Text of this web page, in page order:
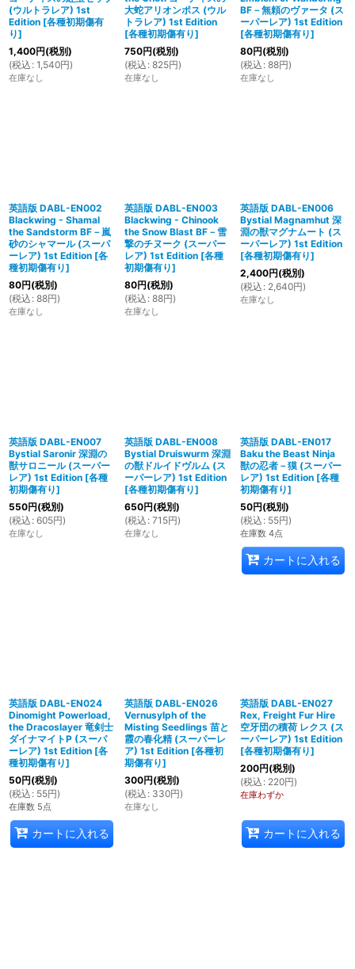
(ウルトラレア) 1st
Edition [各種初期傷有
り]
1,400円(税別)
(税込 : 1,540円)
在庫なし
大蛇アリオンポス (ウル
トラレア) 1st Edition
[各種初期傷有り]
750円(税別)
(税込 : 825円)
在庫なし
BF－無頼のヴァータ (ス
ーパーレア) 1st Edition
[各種初期傷有り]
80円(税別)
(税込 : 88円)
在庫なし
英語版 DABL-EN002
Blackwing - Shamal
the Sandstorm BF－嵐
砂のシャマール (スーパ
ーレア) 1st Edition [各
種初期傷有り]
80円(税別)
(税込 : 88円)
在庫なし
英語版 DABL-EN003
Blackwing - Chinook
the Snow Blast BF－雪
撃のチヌーク (スーパー
レア) 1st Edition [各種
初期傷有り]
80円(税別)
(税込 : 88円)
在庫なし
英語版 DABL-EN006
Bystial Magnamhut 深
淵の獣マグナムート (ス
ーパーレア) 1st Edition
[各種初期傷有り]
2,400円(税別)
(税込 : 2,640円)
在庫なし
英語版 DABL-EN007
Bystial Saronir 深淵の
獣サロニール (スーパー
レア) 1st Edition [各種
初期傷有り]
550円(税別)
(税込 : 605円)
在庫なし
英語版 DABL-EN008
Bystial Druiswurm 深淵
の獣ドルイドヴルム (ス
ーパーレア) 1st Edition
[各種初期傷有り]
650円(税別)
(税込 : 715円)
在庫なし
英語版 DABL-EN017
Baku the Beast Ninja
獣の忍者－獏 (スーパー
レア) 1st Edition [各種
初期傷有り]
50円(税別)
(税込 : 55円)
在庫数 4点
カートに入れる
英語版 DABL-EN024
Dinomight Powerload,
the Dracoslayer 竜剣士
ダイナマイトP (スーパ
ーレア) 1st Edition [各
種初期傷有り]
50円(税別)
(税込 : 55円)
在庫数 5点
カートに入れる
英語版 DABL-EN026
Vernusylph of the
Misting Seedlings 苗と
霞の春化精 (スーパーレ
ア) 1st Edition [各種初
期傷有り]
300円(税別)
(税込 : 330円)
在庫なし
英語版 DABL-EN027
Rex, Freight Fur Hire
空牙団の積荷 レクス (ス
ーパーレア) 1st Edition
[各種初期傷有り]
200円(税別)
(税込 : 220円)
在庫わずか
カートに入れる